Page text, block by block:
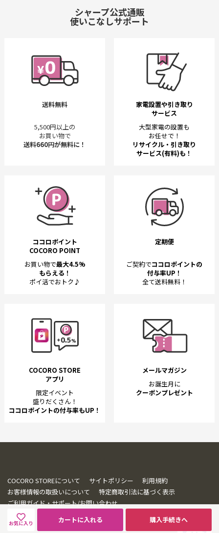
購入手続きへ
カートに入れる
お気に入り
シャープ公式通販
使いこなしサポート
送料無料
5,500円以上の
お買い物で
送料660円が無料に！
家電設置や引き取り
サービス
大型家電の設置も
お任せで！
リサイクル・引き取り
サービス(有料)も！
ココロポイント
COCORO POINT
お買い物で最大4.5%
もらえる！
ポイ活でおトク♪
定期便
ご契約でココロポイントの
付与率UP！
全て送料無料！
COCORO STORE
アプリ
限定イベント
盛りだくさん！
ココロポイントの付与率もUP！
メールマガジン
お誕生月に
クーポンプレゼント
COCORO STOREについて サイトポリシー
利用規約
お客様情報の取扱いについて
特定商取引法に基づく表示
ご利用ガイド・サポート/お問い合わせ